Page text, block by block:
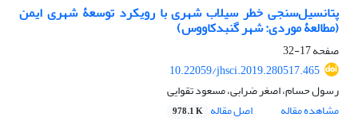
پتانسیل‌سنجی خطر سیلاب شهری با رویکرد توسعۀ شهری ایمن
(مطالعۀ موردی: شهر گنبد‌کاووس)
صفحه17-32
10.22059/jhsci.2019.280517.465
رسول حسام، اصغر ضرابی، مسعود تقوایی
مشاهده مقاله
اصل مقاله 978.1 K